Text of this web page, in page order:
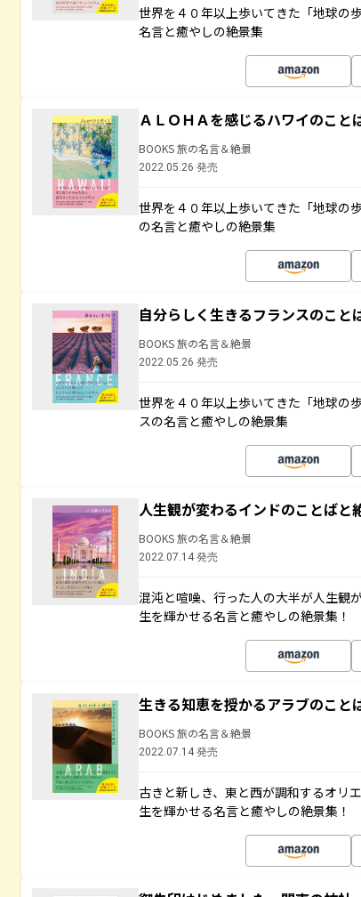
世界を４０年以上歩いてきた「地球の
名言と癒やしの絶景集
ＡＬＯＨＡを感じるハワイのこと
BOOKS 旅の名言＆絶景
2022.05.26 発売
世界を４０年以上歩いてきた「地球の
の名言と癒やしの絶景集
自分らしく生きるフランスのこと
BOOKS 旅の名言＆絶景
2022.05.26 発売
世界を４０年以上歩いてきた「地球の
スの名言と癒やしの絶景集
人生観が変わるインドのことばと
BOOKS 旅の名言＆絶景
2022.07.14 発売
混沌と喧噪、行った人の大半が人生観
生を輝かせる名言と癒やしの絶景集！
生きる知恵を授かるアラブのこと
BOOKS 旅の名言＆絶景
2022.07.14 発売
古きと新しき、東と西が調和するオリ
生を輝かせる名言と癒やしの絶景集！